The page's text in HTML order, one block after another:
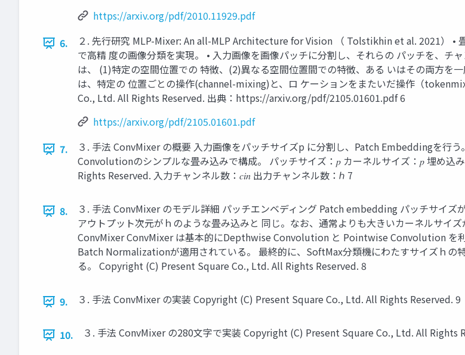
https://arxiv.org/pdf/2010.11929.pdf
6.
２. 先行研究 MLP-Mixer: An all-MLP Architecture for Vision （ Tolstikhin et al. 2021）
で⾼精 度の画像分類を実現。 • 入力画像を画像パッチに分割し、それらの パッチを、チ
は、 (1)特定の空間位置での 特徴、(2)異なる空間位置間での特徴、ある いはその両方を
は、特定の 位置ごとの操作(channel-mixing)と、ロ ケーションをまたいだ操作（
Co., Ltd. All Rights Reserved. 出典：https://arxiv.org/pdf/2105.01601.pdf 6
https://arxiv.org/pdf/2105.01601.pdf
7.
３. 手法 ConvMixer の概要 入力画像をパッチサイズp に分割し、Patch Embeddingを
Convolutionのシンプルな畳み込みで構成。 パッチサイズ：𝑝 カーネルサイズ：𝑝 埋め
Rights Reserved. 入力チャンネル数：𝑐𝑖𝑛 出力チャンネル数：ℎ 7
8.
３. 手法 ConvMixer のモデル詳細 パッチエンベディング Patch embedding パッチサイズ
アウトプット次元がｈのような畳み込みと 同じ。なお、通常よりも大きいカーネルサイ
ConvMixer ConvMixer は基本的にDepthwise Convolution と Pointwise Convolution を利
Batch Normalizationが適用されている。 最終的に、SoftMax分類機にわたすサイズｈの
る。 Copyright (C) Present Square Co., Ltd. All Rights Reserved. 8
9. ３. 手法 ConvMixer の実装 Copyright (C) Present Square Co., Ltd. All Rights Reserved. 9
10. ３. 手法 ConvMixer の280文字で実装 Copyright (C) Present Square Co., Ltd. All Rights